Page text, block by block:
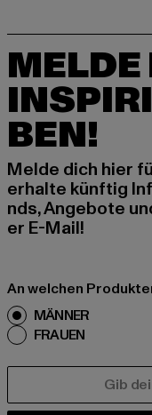
BEN!
Melde dich hier
erhalte künftig
nds, Angebote
er E-Mail!
An welchen
MÄNNER
FRAUEN